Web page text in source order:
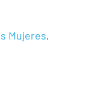
Mujeres,